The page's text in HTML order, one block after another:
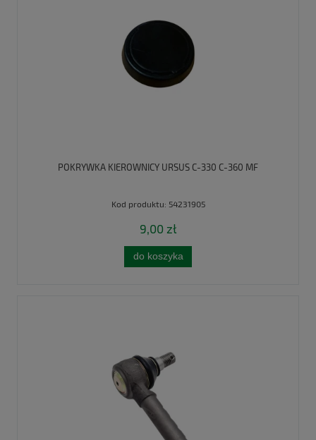
POKRYWKA KIEROWNICY URSUS C-330 C-360 MF
Kod produktu: 54231905
9,00 zł
do koszyka